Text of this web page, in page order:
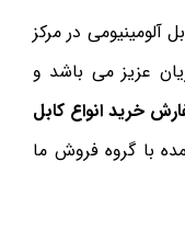
در مرکز
عزیز می باشد و
خرید انواع کابل
با گروه فروش ما